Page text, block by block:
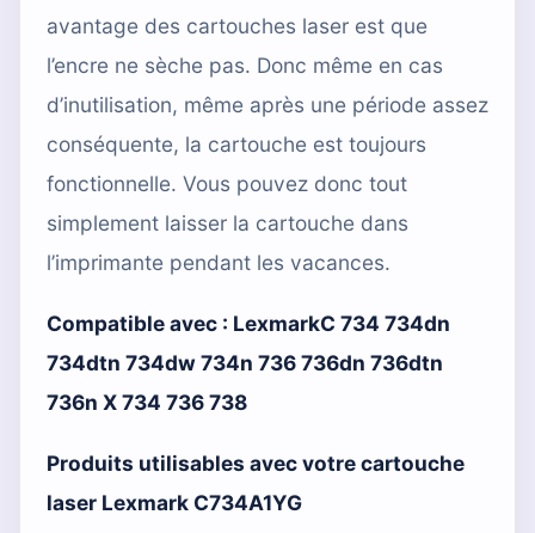
avantage des cartouches laser est que
l’encre ne sèche pas. Donc même en cas
d’inutilisation, même après une période assez
conséquente, la cartouche est toujours
fonctionnelle. Vous pouvez donc tout
simplement laisser la cartouche dans
l’imprimante pendant les vacances.
Compatible avec : LexmarkC 734 734dn
734dtn 734dw 734n 736 736dn 736dtn
736n X 734 736 738
Produits utilisables avec votre cartouche
laser Lexmark C734A1YG